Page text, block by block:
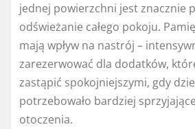
jednej powierzchni jest znacznie
odświeżanie całego pokoju.
mają wpływ na nastrój –
zarezerwować dla dodatków,
zastąpić spokojniejszymi, gdy
potrzebowało bardziej
otoczenia.